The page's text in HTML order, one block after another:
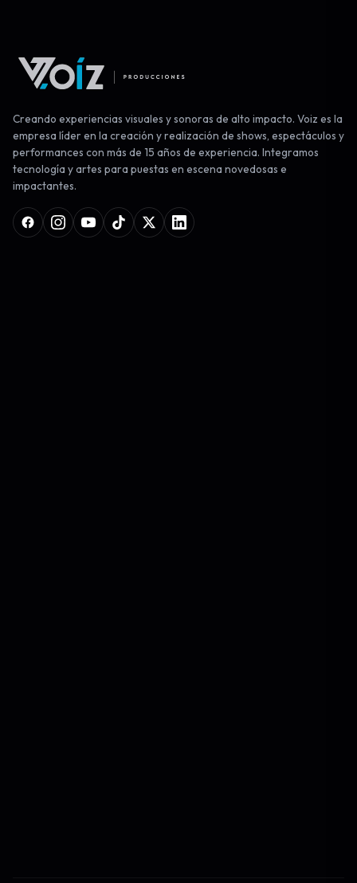
Creando experiencias visuales y sonoras de alto impacto. Voiz es la
empresa líder en la creación y realización de shows, espectáculos y
performances con más de 15 años de experiencia. Integramos
tecnología y artes para puestas en escena novedosas e
impactantes.